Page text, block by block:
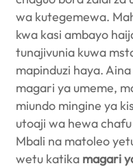
wa kutegemewa.
kwa kasi ambayo
tunajivunia kuwa
mapinduzi haya.
magari ya umeme,
miundo mingine ya
utoaji wa hewa
Mbali na matoleo
wetu katika magari